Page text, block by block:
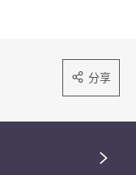
分享